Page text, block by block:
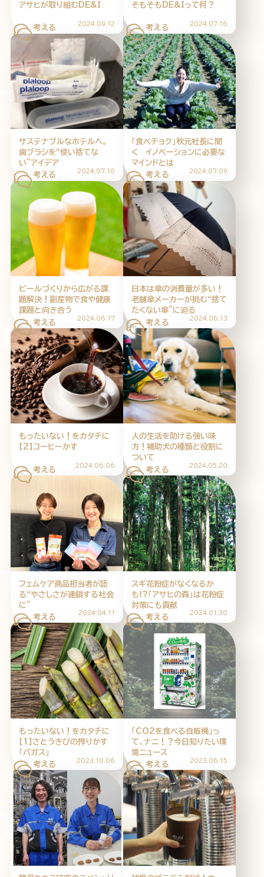
特別なおやつ時間 エノテカ ノンアル
スマホ写真
HOME ABOUT ARTICLE
公式Xアカウント
アサヒグループ公式チャンネル
公式アカウント一覧
企業情報 ニュースリリース
プライバシーポリシー 推奨環境
ご利用規約
THINK
THINK
THINK
THINK
アサヒが取り組むDE&I
2024.09.12
そもそもDE&Iって何？
2024.07.16
サステナブルなホテルへ。
歯ブラシを“使い捨てな
い”アイデア
2024.07.10
「食べチョク」秋元社長に聞
く イノベーションに必要な
マインドとは
2024.07.09
ビールづくりから広がる課
題解決！副産物で食や健康
課題と向き合う
2024.06.17
日本は傘の消費量が多い！
老舗傘メーカーが挑む“捨て
たくない傘”に迫る
2024.06.13
もったいない！をカタチに
【2】コーヒーかす
2024.06.06
人の生活を助ける強い味
方！補助犬の種類と役割に
ついて
2024.05.20
フェムケア商品担当者が語
る“やさしさが連鎖する社会
に”
2024.04.11
スギ花粉症がなくなるか
も!?「アサヒの森」は花粉症
対策にも貢献
2024.01.30
もったいない！をカタチに
【1】さとうきびの搾りかす
「バガス」
2023.10.06
「CO2を食べる自販機」っ
て、ナニ！？今日知りたい環
境ニュース
2023.06.15